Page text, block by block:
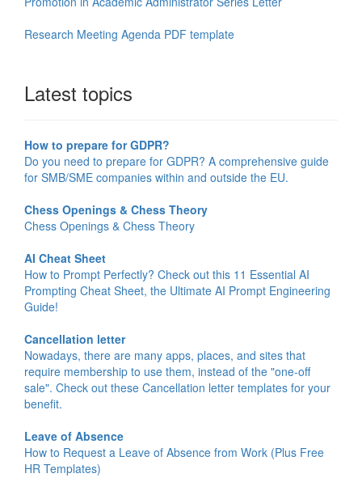
Research Meeting Agenda PDF template
Latest topics
How to prepare for GDPR?
Do you need to prepare for GDPR? A comprehensive guide
for SMB/SME companies within and outside the EU.
Chess Openings & Chess Theory
Chess Openings & Chess Theory
AI Cheat Sheet
How to Prompt Perfectly? Check out this 11 Essential AI
Prompting Cheat Sheet, the Ultimate AI Prompt Engineering
Guide!
Cancellation letter
Nowadays, there are many apps, places, and sites that
require membership to use them, instead of the "one-off
sale". Check out these Cancellation letter templates for your
benefit.
Leave of Absence
How to Request a Leave of Absence from Work (Plus Free
HR Templates)